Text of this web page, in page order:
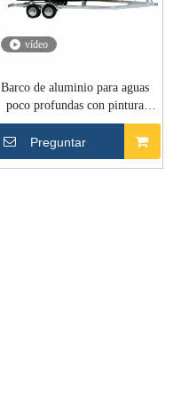
vídeo
Barco de aluminio para aguas
poco profundas con pintura
duradera
Preguntar